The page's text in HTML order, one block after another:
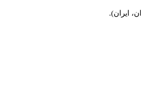
ایران).